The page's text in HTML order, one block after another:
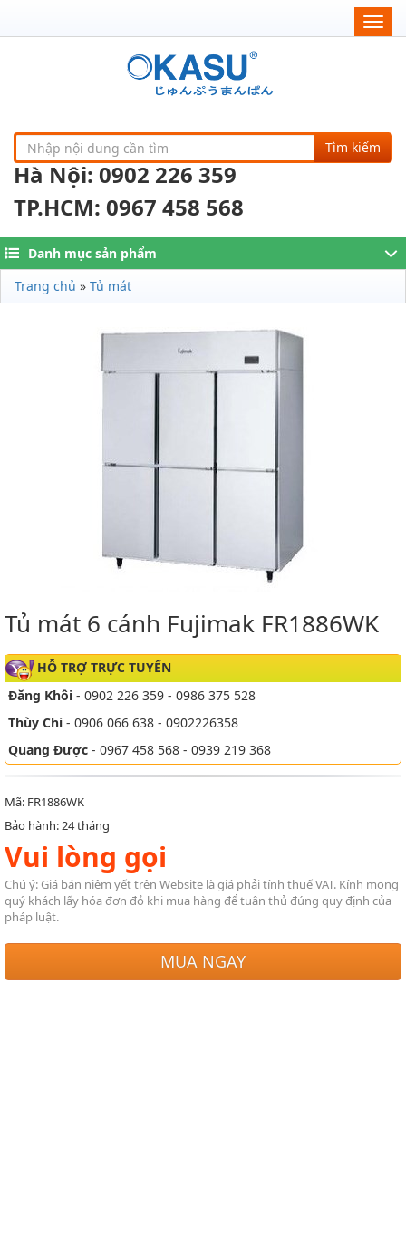
Tìm kiếm
Hà Nội: 0902 226 359
TP.HCM: 0967 458 568
Danh mục sản phẩm
Trang chủ » Tủ mát
Tủ mát 6 cánh Fujimak FR1886WK
HỖ TRỢ TRỰC TUYẾN
Đăng Khôi - 0902 226 359 - 0986 375 528
Thùy Chi - 0906 066 638 - 0902226358
Quang Được - 0967 458 568 - 0939 219 368
Mã: FR1886WK
Bảo hành: 24 tháng
Vui lòng gọi
Chú ý: Giá bán niêm yết trên Website là giá phải tính thuế VAT. Kính mong
quý khách lấy hóa đơn đỏ khi mua hàng để tuân thủ đúng quy định của
pháp luật.
MUA NGAY